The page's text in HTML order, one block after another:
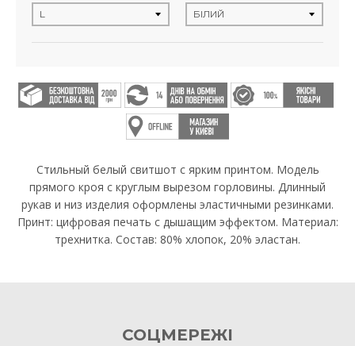
Стильный белый свитшот с ярким принтом. Модель
прямого кроя с круглым вырезом горловины. Длинный
рукав и низ изделия оформлены эластичными резинками.
Принт: цифровая печать с дышащим эффектом. Материал:
трехнитка. Состав: 80% хлопок, 20% эластан.
СОЦМЕРЕЖІ